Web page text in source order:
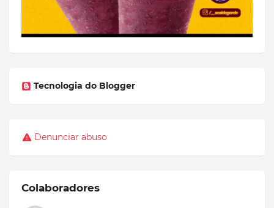
Tecnologia do Blogger
Denunciar abuso
Colaboradores